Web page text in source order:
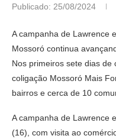
Publicado: 25/08/2024
A campanha de Lawrence
Mossoró continua
Nos primeiros sete dias de
coligação Mossoró Mais
bairros e cerca de 10
A campanha de Lawrence
(16), com visita ao